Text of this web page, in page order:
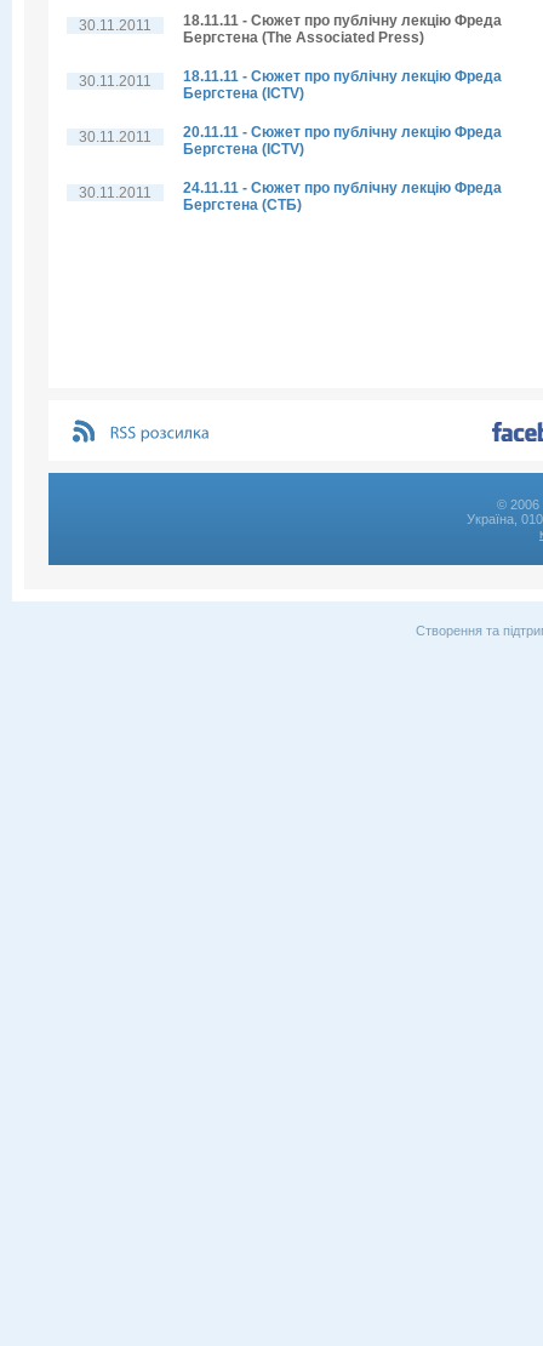
30.11.2011
18.11.11 - Сюжет про публічну лекцію Фреда
Бергстена (The Associated Press)
30.11.2011
18.11.11 - Сюжет про публічну лекцію Фреда
Бергстена (ICTV)
30.11.2011
20.11.11 - Сюжет про публічну лекцію Фреда
Бергстена (ICTV)
30.11.2011
24.11.11 - Сюжет про публічну лекцію Фреда
Бергстена (СТБ)
© 2006
Україна,
Створення та